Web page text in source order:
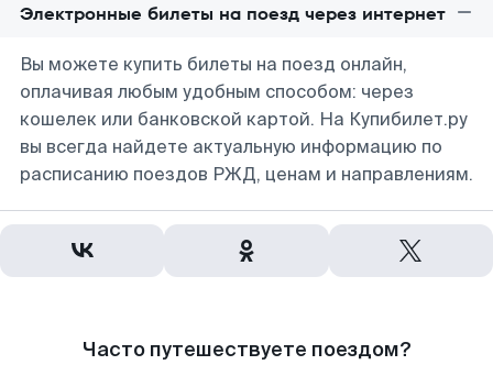
Электронные билеты на поезд через интернет
Вы можете купить билеты на поезд онлайн,
оплачивая любым удобным способом: через
кошелек или банковской картой. На Купибилет.ру
вы всегда найдете актуальную информацию по
расписанию поездов РЖД, ценам и направлениям.
Часто путешествуете поездом?